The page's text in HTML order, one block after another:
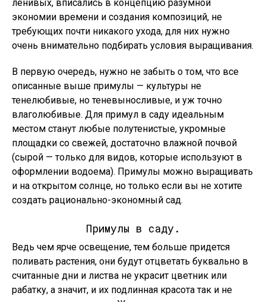
ленивых, вписались в концепцию разумной
экономии времени и создания композиций, не
требующих почти никакого ухода, для них нужно
очень внимательно подбирать условия выращивания.
В первую очередь, нужно не забыть о том, что все
описанные выше примулы — культуры не
тенелюбивые, но теневыносливые, и уж точно
влаголюбивые. Для примул в саду идеальным
местом станут любые полутенистые, укромные
площадки со свежей, достаточно влажной почвой
(сырой — только для видов, которые используют в
оформлении водоема). Примулы можно выращивать
и на открытом солнце, но только если вы не хотите
создать рационально-экономный сад.
Примулы в саду.
Ведь чем ярче освещение, тем больше придется
поливать растения, они будут отцветать буквально в
считанные дни и листва не украсит цветник или
рабатку, а значит, и их подлинная красота так и не